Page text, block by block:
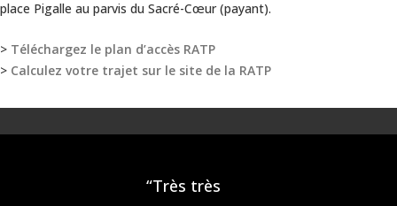
place Pigalle au parvis du Sacré-Cœur (payant).
> Téléchargez le plan d’accès RATP
> Calculez votre trajet sur le site de la RATP
“Très très